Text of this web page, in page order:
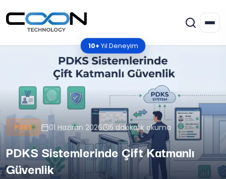
10+ Yıl Deneyim
PDKS 01 Haziran 2026 5 dakikalık okuma
PDKS Sistemlerinde Çift Katmanlı
Güvenlik